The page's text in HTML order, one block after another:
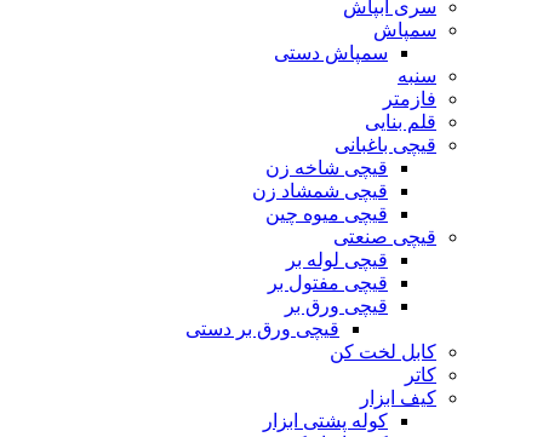
سری آبپاش
سمپاش
سمپاش دستی
سنبه
فازمتر
قلم بنایی
قیچی باغبانی
قیچی شاخه زن
قیچی شمشاد زن
قیچی میوه چین
قیچی صنعتی
قیچی لوله بر
قیچی مفتول بر
قیچی ورق بر
قیچی ورق بر دستی
کابل لخت کن
کاتر
کیف ابزار
کوله پشتی ابزار